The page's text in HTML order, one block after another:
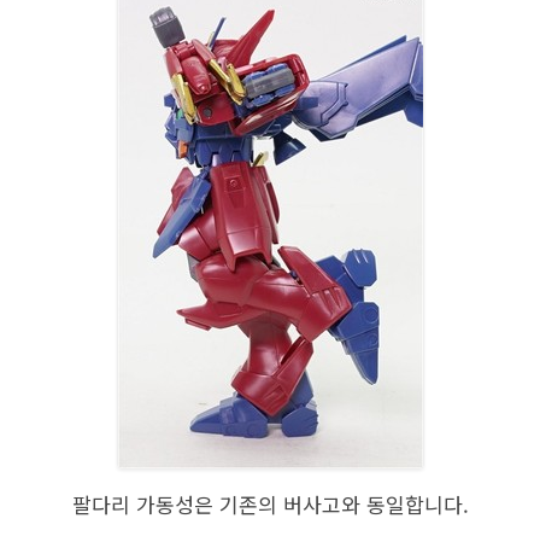
팔다리 가동성은 기존의 버사고와 동일합니다.